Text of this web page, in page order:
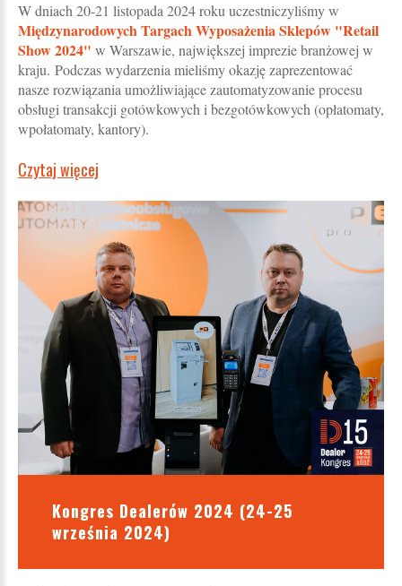
W dniach 20-21 listopada 2024 roku uczestniczyliśmy w
Międzynarodowych Targach Wyposażenia Sklepów "Retail
Show 2024" w Warszawie, największej imprezie branżowej w
kraju. Podczas wydarzenia mieliśmy okazję zaprezentować
nasze rozwiązania umożliwiające zautomatyzowanie procesu
obsługi transakcji gotówkowych i bezgotówkowych (opłatomaty,
wpołatomaty, kantory).
Czytaj więcej
Kongres Dealerów 2024 (24-25
września 2024)